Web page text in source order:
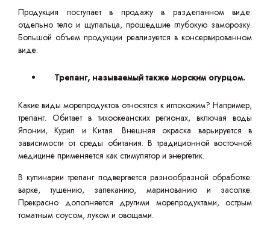
Продукция поступает в продажу в разделанном виде:
отдельно тело и щупальца, прошедшие глубокую заморозку.
Большой объем продукции реализуется в консервированном
виде.
Трепанг, называемый также морским огурцом.
Какие виды морепродуктов относятся к иглокожим? Например,
трепанг. Обитает в тихоокеанских регионах, включая воды
Японии, Курил и Китая. Внешняя окраска варьируется в
зависимости от среды обитания. В традиционной восточной
медицине применяется как стимулятор и энергетик.
В кулинарии трепанг подвергается разнообразной обработке:
варке, тушению, запеканию, маринованию и засолке.
Прекрасно дополняется другими морепродуктами, острым
томатным соусом, луком и овощами.